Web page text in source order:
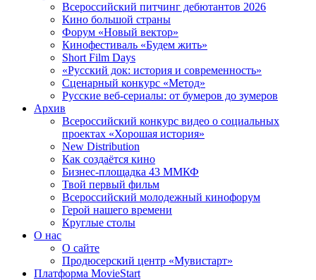
Всероссийский питчинг дебютантов 2026
Кино большой страны
Форум «Новый вектор»
Кинофестиваль «Будем жить»
Short Film Days
«Русский док: история и современность»
Сценарный конкурс «Метод»
Русские веб-сериалы: от бумеров до зумеров
Архив
Всероссийский конкурс видео о социальных
проектах «Хорошая история»
New Distribution
Как создаётся кино
Бизнес-площадка 43 ММКФ
Твой первый фильм
Всероссийский молодежный кинофорум
Герой нашего времени
Круглые столы
О нас
О сайте
Продюсерский центр «Мувистарт»
Платформа MovieStart